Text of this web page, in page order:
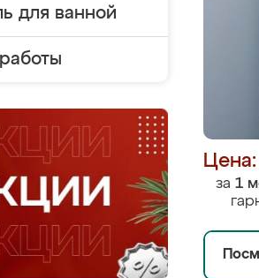
для ванной
за 1